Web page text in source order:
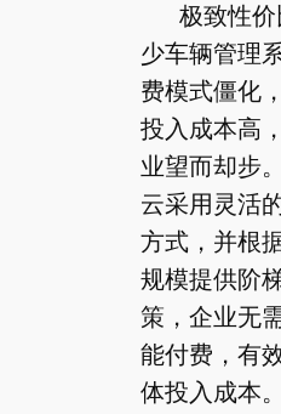
极致性
少车辆管理
费模式僵化
投入成本高
业望而却步
云采用灵活
方式，并根
规模提供阶
策，企业无
能付费，有
体投入成本